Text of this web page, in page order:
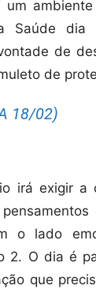
Saúde dia
de
de
18/02)
irá exigir a
o lado
2. O dia é
que